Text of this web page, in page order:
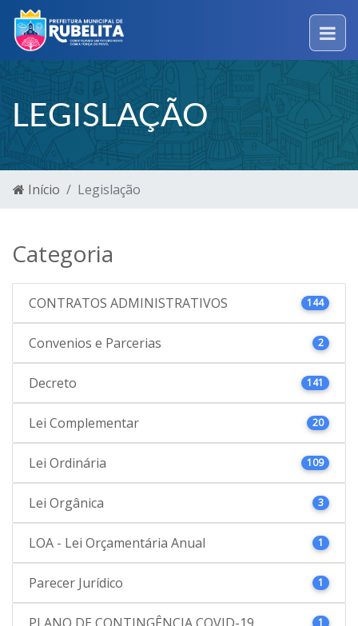
LEGISLAÇÃO
Início Legislação
Categoria
CONTRATOS ADMINISTRATIVOS 144
Convenios e Parcerias 2
Decreto 141
Lei Complementar 20
Lei Ordinária 109
Lei Orgânica 3
LOA - Lei Orçamentária Anual 1
Parecer Jurídico 1
1